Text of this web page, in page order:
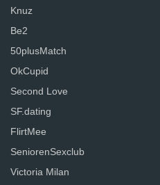
Knuz
Be2
50plusMatch
OkCupid
Second Love
SF.dating
FlirtMee
SeniorenSexclub
Victoria Milan